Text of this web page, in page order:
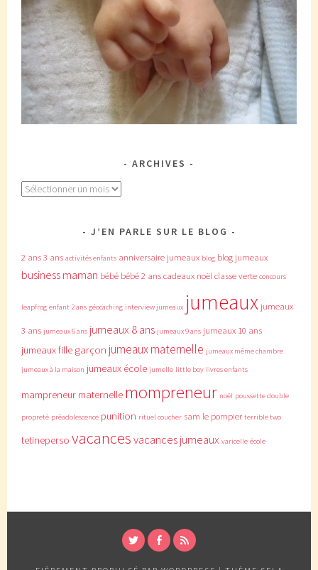
ARCHIVES
Archives
J’EN PARLE SUR LE BLOG
2 ans3 ans activités enfants anniversaire jumeaux blog blog jumeaux
business maman bébé bébé 2 anscadeaux noëlclasse verte concours
leapfrog enfant 2 ans géocaching interview jumeaux jumeaux jumeaux
3 ans jumeaux 6 ans jumeaux 8 ans jumeaux 9 ans jumeaux 10 ans
jumeaux fille garçon jumeaux maternelle jumeaux même chambre
jumeaux à la maison jumeaux école jumelle little boy livres enfants
mampreneur maternelle mompreneur noël poussette double
propreté préadolescence punition rituel coucher sam le pompier terrible two
tetineperso vacances vacances jumeaux varicelle école